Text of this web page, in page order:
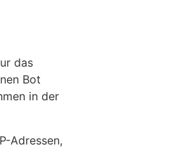
das
Bot
in der
Adressen,